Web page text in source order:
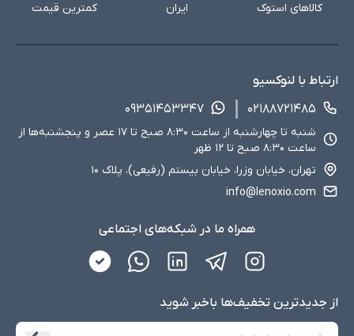
کالاهای استوک
ایران
کمترین قیمت
ارتباط با لنوکسیو
۰۲۱۸۸۷۲۱۴۸۵
۰۹۳۵۱۴۵۳۳۴۷
شنبه تا چهارشنبه از ساعت ۸:۳۰ صبح تا ۱۷ عصر و پنجشنبه‌ها از
ساعت ۸:۳۰ صبح تا ۱۲ ظهر
تهران، خیابان وزرا، خیابان بیستم (رفیعی)، پلاک ۱۰
info@lenoxio.com
همراه ما در شبکه‌های اجتماعی
از جدید‌ترین تخفیف‌ها با‌خبر شوید